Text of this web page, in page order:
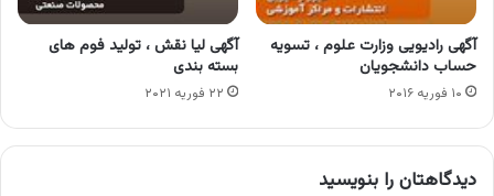
آگهی رادیویی وزارت علوم ، تسویه
حساب دانشجویان
۱۰ فوریه ۲۰۱۶
آگهی لیا نقش ، تولید فوم های
بسته بندی
۲۲ فوریه ۲۰۲۱
دیدگاهتان را بنویسید